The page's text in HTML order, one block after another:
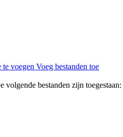
te voegen Voeg bestanden toe
volgende bestanden zijn toegestaan: